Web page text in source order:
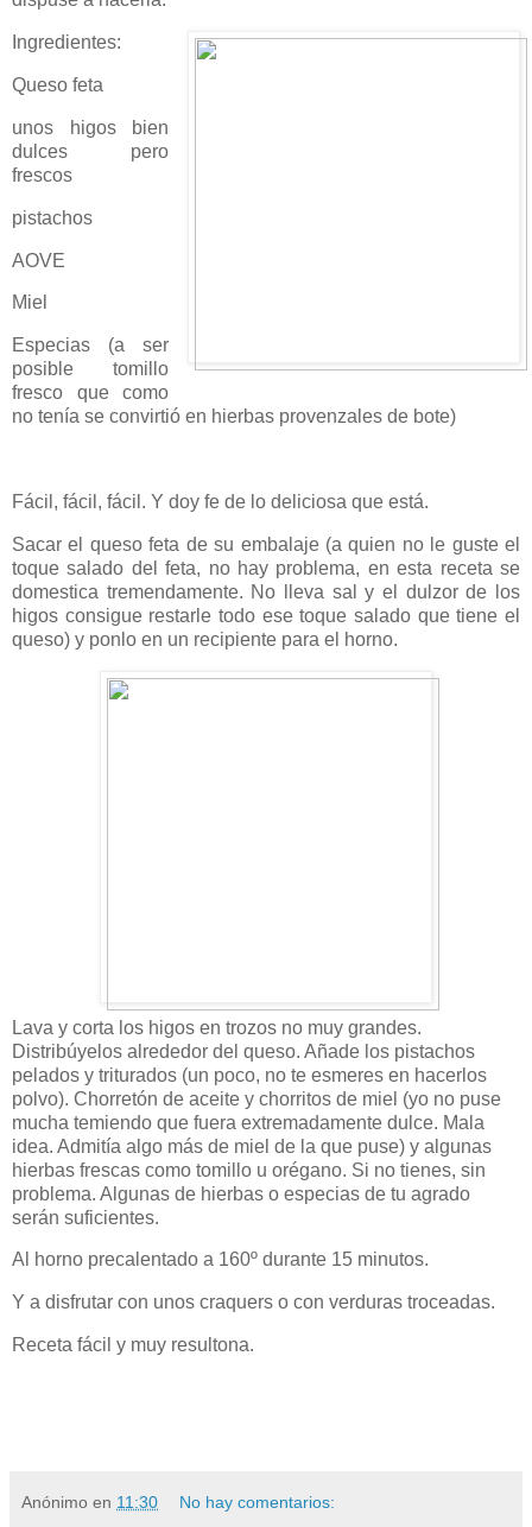
Ingredientes:
Queso feta
unos higos bien
dulces pero
frescos
pistachos
AOVE
Miel
Especias (a ser
posible tomillo
fresco que como
no tenía se convirtió en hierbas provenzales de bote)
Fácil, fácil, fácil. Y doy fe de lo deliciosa que está.
Sacar el queso feta de su embalaje (a quien no le guste el
toque salado del feta, no hay problema, en esta receta se
domestica tremendamente. No lleva sal y el dulzor de los
higos consigue restarle todo ese toque salado que tiene el
queso) y ponlo en un recipiente para el horno.
Lava y corta los higos en trozos no muy grandes.
Distribúyelos alrededor del queso. Añade los pistachos
pelados y triturados (un poco, no te esmeres en hacerlos
polvo). Chorretón de aceite y chorritos de miel (yo no puse
mucha temiendo que fuera extremadamente dulce. Mala
idea. Admitía algo más de miel de la que puse) y algunas
hierbas frescas como tomillo u orégano. Si no tienes, sin
problema. Algunas de hierbas o especias de tu agrado
serán suficientes.
Al horno precalentado a 160º durante 15 minutos.
Y a disfrutar con unos craquers o con verduras troceadas.
Receta fácil y muy resultona.
Anónimo en 11:30 No hay comentarios: